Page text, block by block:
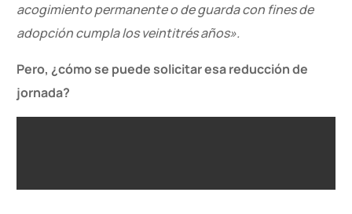
acogimiento permanente o de guarda con fines de
adopción cumpla los veintitrés años».
Pero, ¿cómo se puede solicitar esa reducción de
jornada?